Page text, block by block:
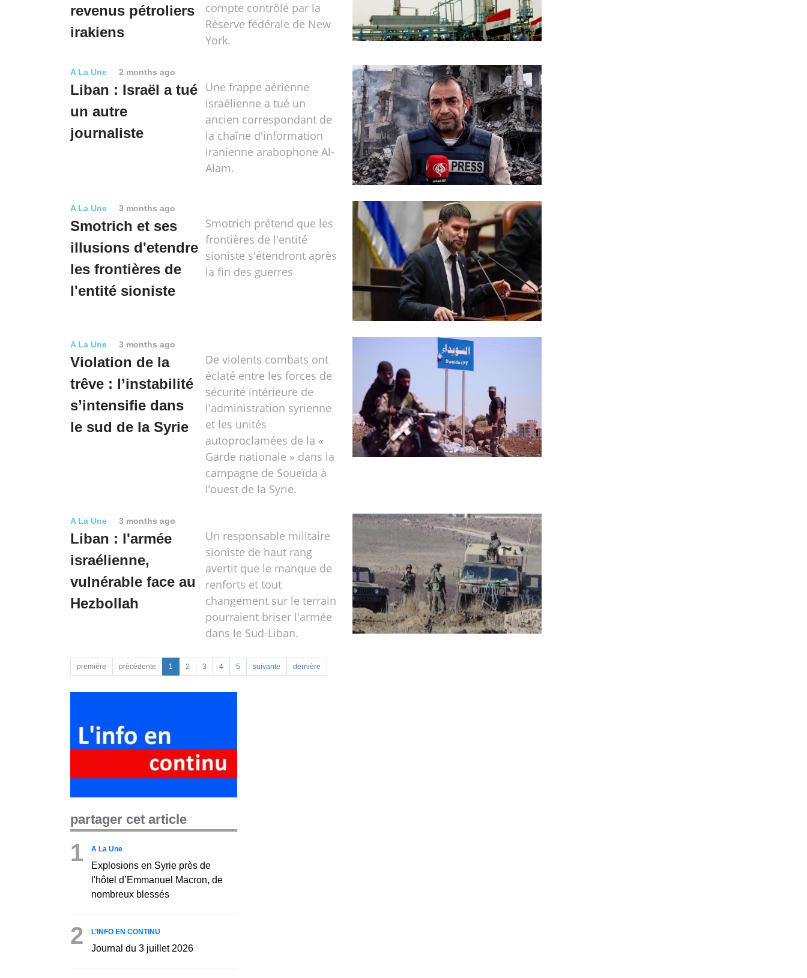
revenus pétroliers
irakiens
compte contrôlé par la
Réserve fédérale de New
York.
A La Une 2 months ago
Liban : Israël a tué
un autre
journaliste
Une frappe aérienne
israélienne a tué un
ancien correspondant de
la chaîne d'information
iranienne arabophone Al-
Alam.
A La Une 3 months ago
Smotrich et ses
illusions d'etendre
les frontières de
l'entité sioniste
Smotrich prétend que les
frontières de l'entité
sioniste s'étendront après
la fin des guerres
A La Une 3 months ago
Violation de la
trêve : l’instabilité
s’intensifie dans
le sud de la Syrie
De violents combats ont
éclaté entre les forces de
sécurité intérieure de
l'administration syrienne
et les unités
autoproclamées de la «
Garde nationale » dans la
campagne de Soueïda à
l’ouest de la Syrie.
A La Une 3 months ago
Liban : l'armée
israélienne,
vulnérable face au
Hezbollah
Un responsable militaire
sioniste de haut rang
avertit que le manque de
renforts et tout
changement sur le terrain
pourraient briser l'armée
dans le Sud-Liban.
première précédente 1 2 3 4 5 suivante dernière
partager cet article
1 A La Une
Explosions en Syrie près de
l'hôtel d’Emmanuel Macron, de
nombreux blessés
2 L’INFO EN CONTINU
Journal du 3 juillet 2026